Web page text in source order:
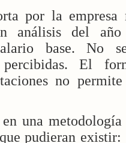
por la
análisis del
base. No
percibidas. El
no
en una
pudieran existir: